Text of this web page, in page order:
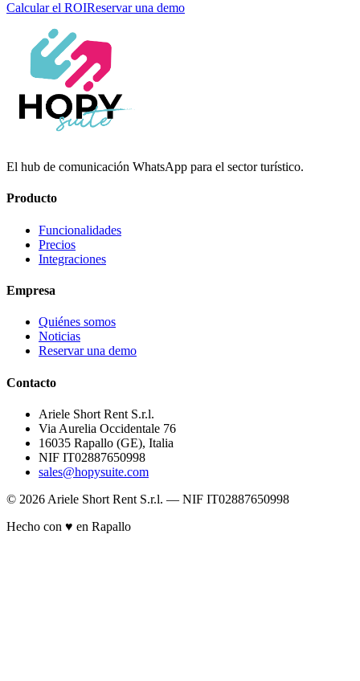
Calcular el ROIReservar una demo
El hub de comunicación WhatsApp para el sector turístico.
Producto
Funcionalidades
Precios
Integraciones
Empresa
Quiénes somos
Noticias
Reservar una demo
Contacto
Ariele Short Rent S.r.l.
Via Aurelia Occidentale 76
16035 Rapallo (GE), Italia
NIF IT02887650998
sales@hopysuite.com
© 2026 Ariele Short Rent S.r.l. — NIF IT02887650998
Hecho con ♥ en Rapallo